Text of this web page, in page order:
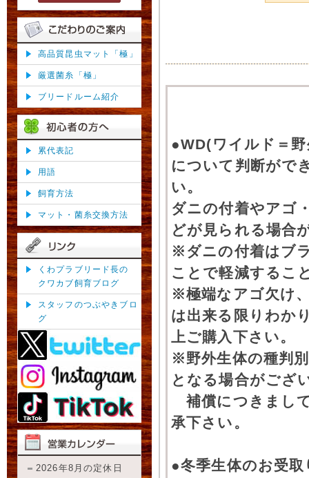
高品質昆虫マット「極」
厳選菌糸「極」
ブリードルーム紹介
累代表記
用語
飼育方法
マット・菌糸交換方法
くわプラブリード長の
クワカブ飼育ブログ
スタッフのつぶやきブロ
グ
2026年8月の定休日
●WD(ワイルド＝
について判断がで
い。
ダニの付着やアゴ
どが見られる場合
※ダニの付着はブ
ことで軽減するこ
※極端なアゴ欠け
は出来る限りわか
上ご購入下さい。
※野外生体の種判
となる場合がござ
補償につきまし
承下さい。
●冬季生体のお受